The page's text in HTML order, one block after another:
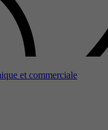
et commerciale